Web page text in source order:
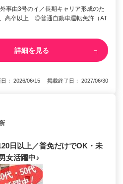
事由3号のイ／長期キャリア形成のた
高卒以上 ◎普通自動車運転免許（AT
詳細を見る
日： 2026/06/15 掲載終了日： 2027/06/30
日以上／普免だけでOK・未
女活躍中♪